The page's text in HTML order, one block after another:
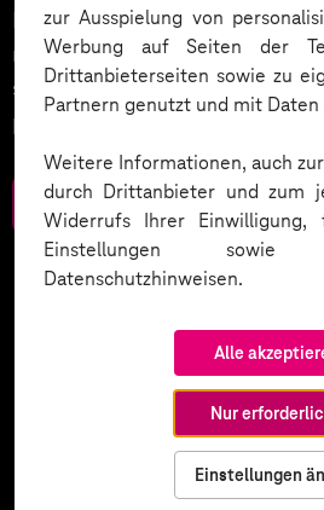
zur Ausspielung von
Werbung auf Seiten der
Drittanbieterseiten sowie zu
Partnern genutzt und mit
Weitere Informationen, auch
durch Drittanbieter und zum
Widerrufs Ihrer
Einstellungen
Datenschutzhinweisen.
Alle
Nur
Einstellungen
Entdecken Sie 10
rechtliche Anforderungen zu
stärken und Innovation sicher zu
praktischer Checkliste zum
Zum Download